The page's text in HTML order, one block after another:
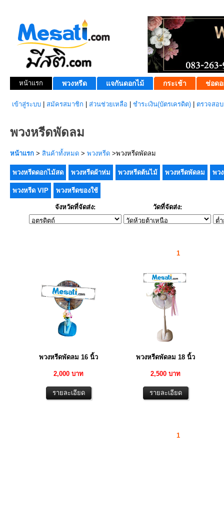
หน้าแรก พวงหรีด แจกันดอกไม้ กระเช้า ช่อดอ
เข้าสู่ระบบ สมัครสมาชิก ส่วนช่วยเหลือ ชำระเงิน(บัตรเครดิต) ตรวจสอ
พวงหรีดพัดลม
หน้าแรก > สินค้าทั้งหมด > พวงหรีด >พวงหรีดพัดลม
พวงหรีดดอกไม้สด พวงหรีดผ้าห่ม พวงหรีดต้นไม้ พวงหรีดพัดลม พว
พวงหรีด VIP พวงหรีดของใช้
จังหวัดที่จัดส่ง: วัดที่จัดส่ง:
1
พวงหรีดพัดลม 16 นิ้ว
2,000 บาท
พวงหรีดพัดลม 18 นิ้ว
2,500 บาท
1